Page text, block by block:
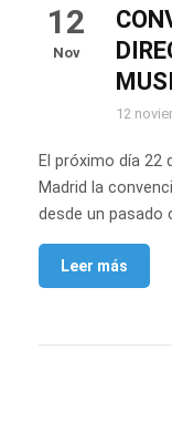
12
Nov
12
El próximo día 22
Madrid la
desde un pasado
Leer más